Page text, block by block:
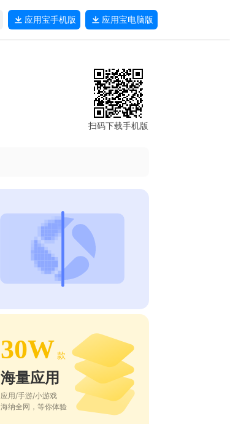
应用宝手机版 应用宝电脑版
扫码下载手机版
30W 款
海量应用
应用/手游/小游戏
海纳全网，等你体验